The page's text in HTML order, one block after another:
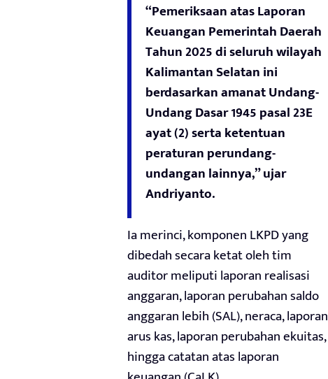
“Pemeriksaan atas Laporan
Keuangan Pemerintah Daerah
Tahun 2025 di seluruh wilayah
Kalimantan Selatan ini
berdasarkan amanat Undang-
Undang Dasar 1945 pasal 23E
ayat (2) serta ketentuan
peraturan perundang-
undangan lainnya,” ujar
Andriyanto.
Ia merinci, komponen LKPD yang
dibedah secara ketat oleh tim
auditor meliputi laporan realisasi
anggaran, laporan perubahan saldo
anggaran lebih (SAL), neraca, laporan
arus kas, laporan perubahan ekuitas,
hingga catatan atas laporan